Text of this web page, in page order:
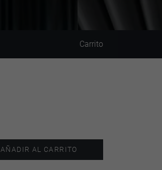
Carrito
AÑADIR AL CARRITO